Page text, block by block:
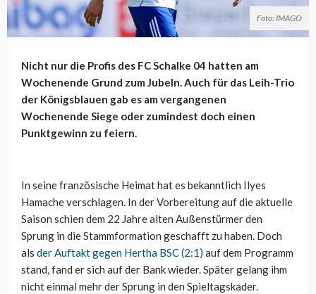
Foto: IMAGO
Nicht nur die Profis des FC Schalke 04 hatten am
Wochenende Grund zum Jubeln. Auch für das Leih-Trio
der Königsblauen gab es am vergangenen
Wochenende Siege oder zumindest doch einen
Punktgewinn zu feiern.
In seine französische Heimat hat es bekanntlich Ilyes
Hamache verschlagen. In der Vorbereitung auf die aktuelle
Saison schien dem 22 Jahre alten Außenstürmer den
Sprung in die Stammformation geschafft zu haben. Doch
als der Auftakt gegen Hertha BSC (2:1) auf dem Programm
stand, fand er sich auf der Bank wieder. Später gelang ihm
nicht einmal mehr der Sprung in den Spieltagskader.